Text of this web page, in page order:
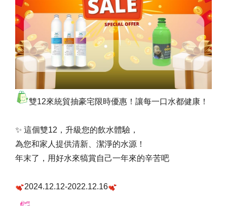
雙12來統貿抽豪宅限時優惠！讓每一口水都健康！
✨ 這個雙12，升級您的飲水體驗，
為您和家人提供清新、潔淨的水源！
年末了，用好水來犒賞自己一年來的辛苦吧
2024.12.12-2022.12.16